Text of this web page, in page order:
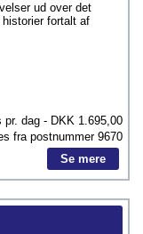
ud over det
fortalt af
pr. dag - DKK 1.695,00
fra postnummer 9670
Se mere